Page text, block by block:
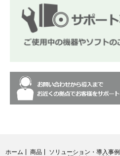
ホーム 商品 ソリューション・導入事例